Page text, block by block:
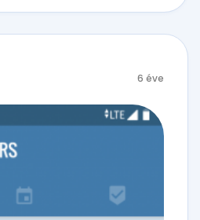
6 éve